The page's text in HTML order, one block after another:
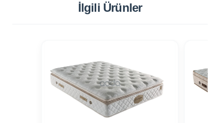
İlgili Ürünler